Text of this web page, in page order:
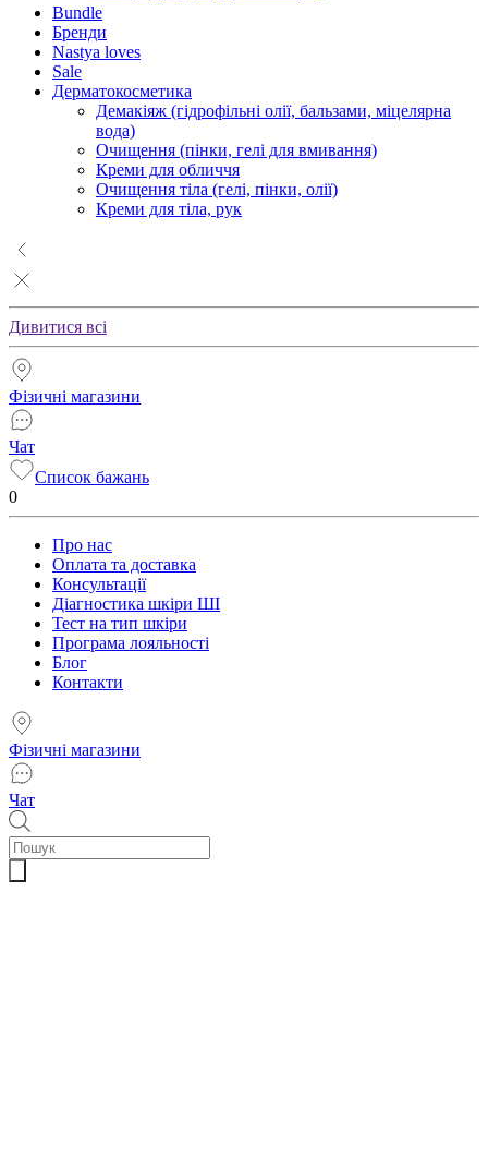
Bundle
Бренди
Nastya loves
Sale
Дерматокосметика
Демакіяж (гідрофільні олії, бальзами, міцелярна
вода)
Очищення (пінки, гелі для вмивання)
Креми для обличчя
Очищення тіла (гелі, пінки, олії)
Креми для тіла, рук
Дивитися всі
Фізичні магазини
Чат
Список бажань
0
Про нас
Оплата та доставка
Консультації
Діагностика шкіри ШІ
Тест на тип шкіри
Програма лояльності
Блог
Контакти
Фізичні магазини
Чат
Пошук
товарів